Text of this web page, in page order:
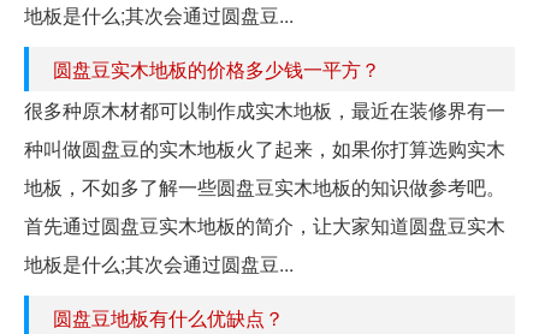
地板是什么;其次会通过圆盘豆...
圆盘豆实木地板的价格多少钱一平方？
很多种原木材都可以制作成实木地板，最近在装修界有一
种叫做圆盘豆的实木地板火了起来，如果你打算选购实木
地板，不如多了解一些圆盘豆实木地板的知识做参考吧。
首先通过圆盘豆实木地板的简介，让大家知道圆盘豆实木
地板是什么;其次会通过圆盘豆...
圆盘豆地板有什么优缺点？